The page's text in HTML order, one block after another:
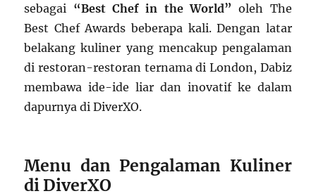
sebagai “Best Chef in the World” oleh The
Best Chef Awards beberapa kali. Dengan latar
belakang kuliner yang mencakup pengalaman
di restoran-restoran ternama di London, Dabiz
membawa ide-ide liar dan inovatif ke dalam
dapurnya di DiverXO.
Menu dan Pengalaman Kuliner
di DiverXO